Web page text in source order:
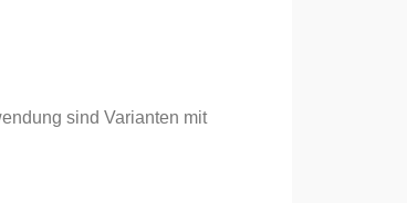
sind Varianten mit